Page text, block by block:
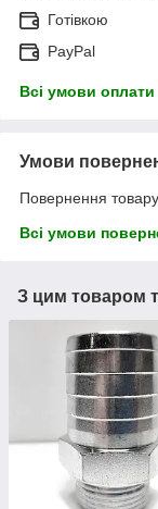
Готівкою
PayPal
Всі умови оплати
Умови
Повернення
Всі умови
З цим товаром